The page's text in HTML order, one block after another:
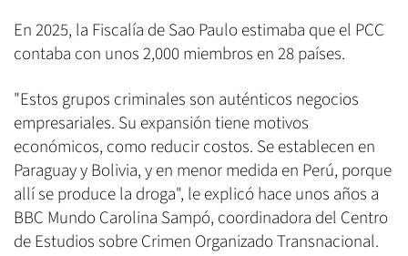
En 2025, la Fiscalía de Sao Paulo estimaba que el PCC
contaba con unos 2,000 miembros en 28 países.
"Estos grupos criminales son auténticos negocios
empresariales. Su expansión tiene motivos
económicos, como reducir costos. Se establecen en
Paraguay y Bolivia, y en menor medida en Perú, porque
allí se produce la droga", le explicó hace unos años a
BBC Mundo Carolina Sampó, coordinadora del Centro
de Estudios sobre Crimen Organizado Transnacional.